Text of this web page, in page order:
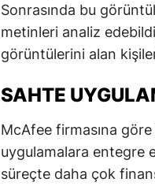
Sonrasında bu
metinleri analiz
görüntülerini alan
SAHTE
McAfee firmasına göre
uygulamalara entegre
süreçte daha çok